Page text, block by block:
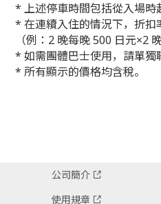
* 上述停車時間包括從入場時
* 在連續入住的情況下，折扣
（例：2 晚每晚 500 日元×2
* 如需團體巴士使用，請單獨
* 所有顯示的價格均含稅。
公司簡介
使用規章